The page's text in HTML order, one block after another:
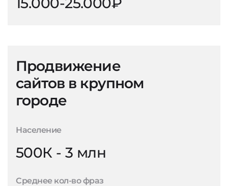
Продвижение
сайтов в крупном
городе
Население
500К - 3 млн
Среднее кол-во фраз